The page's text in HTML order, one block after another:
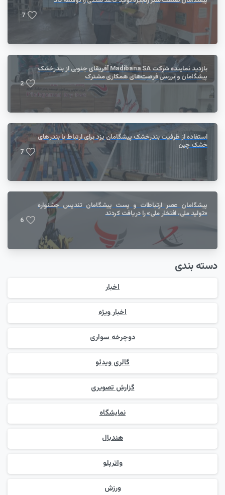
7
بازدید نماینده شرکت Madibana SA آفریقای جنوبی از بندرخشک
پیشگامان و بررسی فرصت‌های همکاری مشترک
2
استفاده از ظرفیت بندرخشک پیشگامان یزد برای ارتباط با بندر‌های
خشک چین
7
پیشگامان عصر ارتباطات و پست پیشگامان تندیس جشنواره
«تولید ملی، افتخار ملی» را دریافت کردند
6
دسته بندی
اخبار
اخبار ویژه
دوچرخه سواری
گالری ویدئو
گزارش تصویری
نمایشگاه
هندبال
واترپلو
ورزش